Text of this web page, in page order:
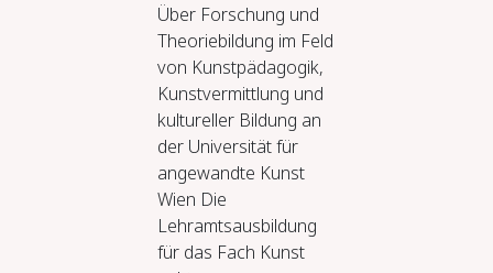
Über Forschung und
Theoriebildung im Feld
von Kunstpädagogik,
Kunstvermittlung und
kultureller Bildung an
der Universität für
angewandte Kunst
Wien Die
Lehramtsausbildung
für das Fach Kunst